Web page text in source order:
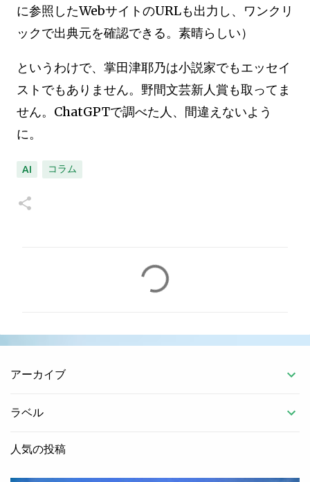
に参照したWebサイトのURLも出力し、ワンクリ
ックで出典元を確認できる。素晴らしい）
というわけで、掌田津耶乃は小説家でもエッセイ
ストでもありません。野間文芸新人賞も取ってま
せん。ChatGPTで調べた人、間違えないよう
に。
AI コラム
アーカイブ
ラベル
人気の投稿